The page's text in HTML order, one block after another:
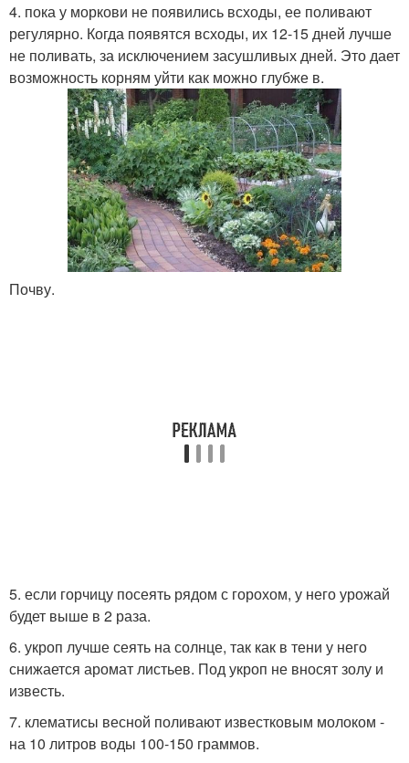
4. пока у моркови не появились всходы, ее поливают
регулярно. Когда появятся всходы, их 12-15 дней лучше
не поливать, за исключением засушливых дней. Это дает
возможность корням уйти как можно глубже в.
Почву.
5. если горчицу посеять рядом с горохом, у него урожай
будет выше в 2 раза.
6. укроп лучше сеять на солнце, так как в тени у него
снижается аромат листьев. Под укроп не вносят золу и
известь.
7. клематисы весной поливают известковым молоком -
на 10 литров воды 100-150 граммов.